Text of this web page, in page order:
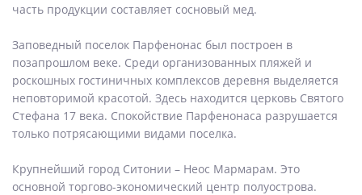
часть продукции составляет сосновый мед.
Заповедный поселок Парфенонас был построен в
позапрошлом веке. Среди организованных пляжей и
роскошных гостиничных комплексов деревня выделяется
неповторимой красотой. Здесь находится церковь Святого
Стефана 17 века. Спокойствие Парфенонаса разрушается
только потрясающими видами поселка.
Крупнейший город Ситонии – Неос Мармарам. Это
основной торгово-экономический центр полуострова.